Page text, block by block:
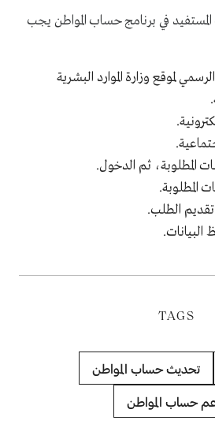
في برنامج حساب المواطن يجب
لموقعوزارة الموارد البشرية
ثم الدخول.
الطلب.
TAGS
تحديث حساب المواطن
حساب المواطن